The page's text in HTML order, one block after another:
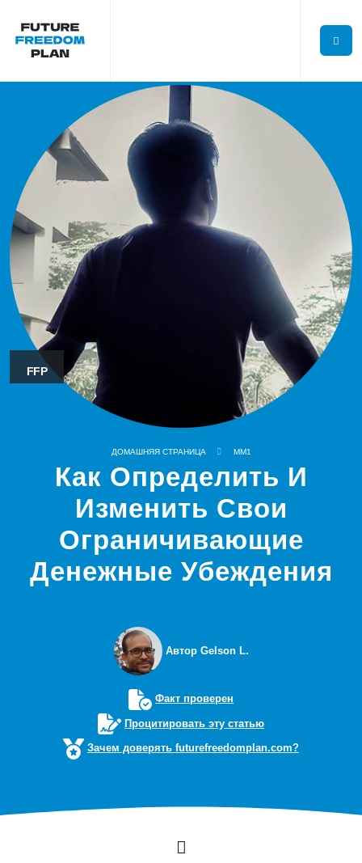
FFP
ДОМАШНЯЯ СТРАНИЦА MM1
Как Определить И
Изменить Свои
Ограничивающие
Денежные Убеждения
Автор Gelson L.
Факт проверен
Процитировать эту статью
Зачем доверять futurefreedomplan.com?